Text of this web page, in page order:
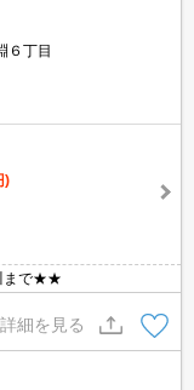
６丁目
)
まで★★
詳細を見る